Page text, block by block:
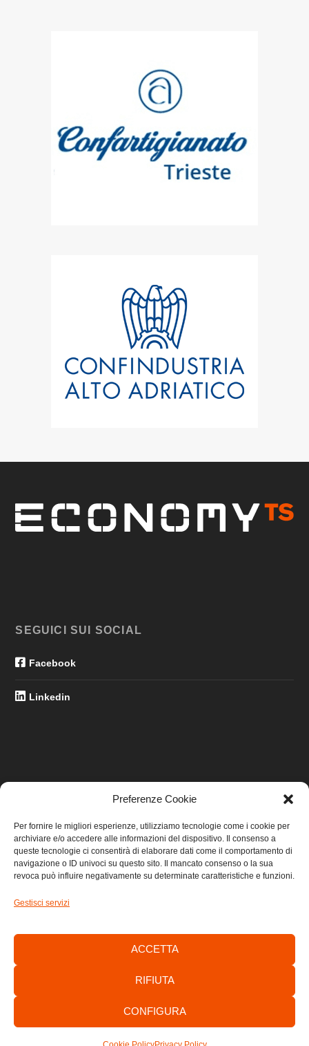
Preferenze Cookie
Per fornire le migliori esperienze, utilizziamo tecnologie come i cookie per
archiviare e/o accedere alle informazioni del dispositivo. Il consenso a
queste tecnologie ci consentirà di elaborare dati come il comportamento di
navigazione o ID univoci su questo sito. Il mancato consenso o la sua
revoca può influire negativamente su determinate caratteristiche e funzioni.
Gestisci servizi
ACCETTA
RIFIUTA
CONFIGURA
SEGUICI SUI SOCIAL
Facebook
Linkedin
Home
Privacy